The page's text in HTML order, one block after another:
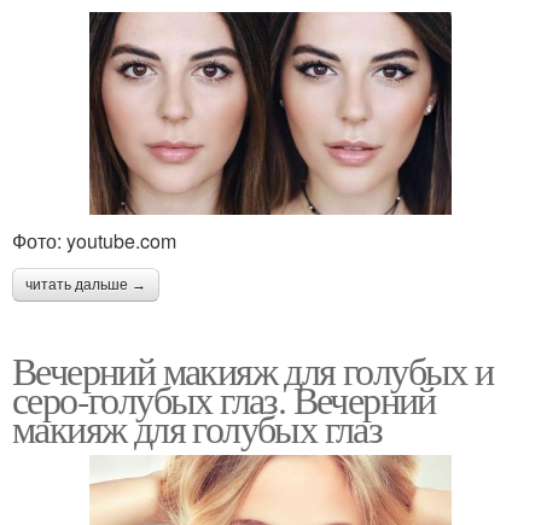
Фото: youtube.com
читать дальше →
Вечерний макияж для голубых и
серо-голубых глаз. Вечерний
макияж для голубых глаз